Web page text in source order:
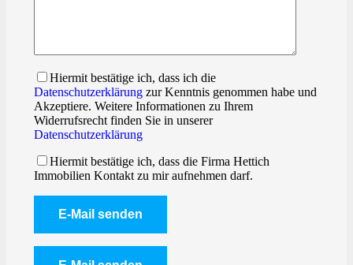
Hiermit bestätige ich, dass ich die
Datenschutzerklärung zur Kenntnis genommen habe und
Akzeptiere. Weitere Informationen zu Ihrem
Widerrufsrecht finden Sie in unserer
Datenschutzerklärung
Hiermit bestätige ich, dass die Firma Hettich
Immobilien Kontakt zu mir aufnehmen darf.